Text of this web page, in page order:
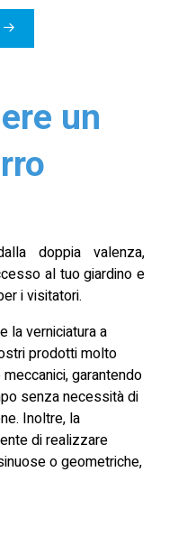
un
doppia valenza,
al tuo giardino e
i visitatori.
la verniciatura a
prodotti molto
garantendo
senza necessità di
Inoltre, la
di realizzare
o geometriche,